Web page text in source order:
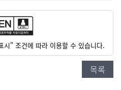
시" 조건에 따라 이용할 수 있습니다.
목록